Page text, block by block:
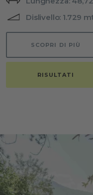
Dislivello: 1.729
SCOPRI DI PIÙ
RISULTATI